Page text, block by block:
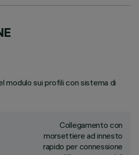
modulo sui profili con sistema di
Collegamento con
morsettiere ad innesto
rapido per connessione